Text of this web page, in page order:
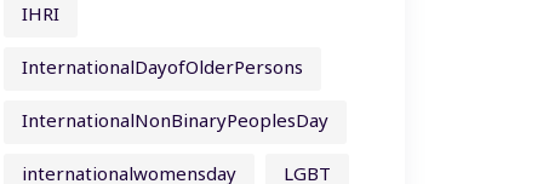
IHRI
InternationalDayofOlderPersons
InternationalNonBinaryPeoplesDay
internationalwomensday
LGBT